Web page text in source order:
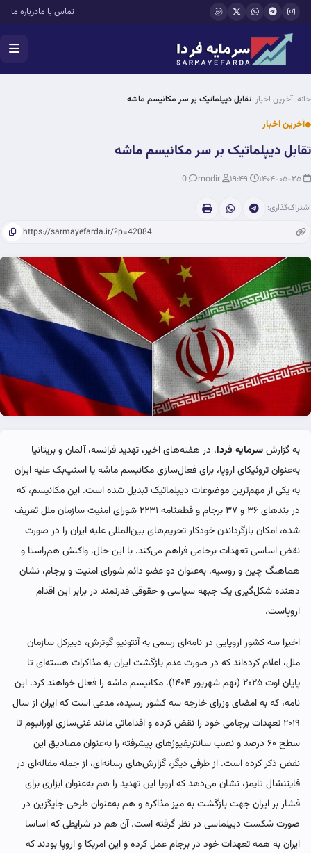
رفتن به محتوای اصلی تماس با مادرباره ما
خانه آخرین اخبار تقابل دیپلماتیک بر سر مکانیسم ماشه
آخرین اخبار
تقابل دیپلماتیک بر سر مکانیسم ماشه
اشتراک‌گذاری:
به گزارشسرمایه فردا، در هفته‌های اخیر، تهدید فرانسه، آلمان و بریتانیا
به‌عنوان تروئیکای اروپا، برای فعال‌سازی مکانیسم ماشه یا اسنپ‌بک علیه ایران
به یکی از مهم‌ترین موضوعات دیپلماتیک تبدیل شده است. این مکانیسم، که
در بندهای ۳۶ و ۳۷ برجام و قطعنامه ۲۲۳۱ شورای امنیت سازمان ملل تعریف
شده، امکان بازگرداندن خودکار تحریم‌های بین‌المللی علیه ایران را در صورت
نقض اساسی تعهدات برجامی فراهم می‌کند. با این حال، واکنش هم‌راستا و
هماهنگ چین و روسیه، به‌عنوان دو عضو دائم شورای امنیت و برجام، نشان‌
دهنده شکل‌گیری یک جبهه سیاسی و حقوقی قدرتمند در برابر این اقدام
اروپاست.
اخیرا سه کشور اروپایی در نامه‌ای رسمی به آنتونیو گوترش، دبیرکل سازمان
ملل، اعلام کرده‌اند که در صورت عدم بازگشت ایران به مذاکرات هسته‌ای تا
پایان اوت ۲۰۲۵ (نهم شهریور ۱۴۰۴)، مکانیسم ماشه را فعال خواهند کرد. این
نامه، که به امضای وزرای خارجه سه کشور رسیده، مدعی است که ایران از سال
۲۰۱۹ تعهدات برجامی خود را نقض کرده و اقداماتی مانند غنی‌سازی اورانیوم تا
سطح ۶۰ درصد و نصب سانتریفیوژهای پیشرفته را به‌عنوان مصادیق این
نقض ذکر کرده است. از طرفی دیگر، گزارش‌های رسانه‌ای، از جمله مقاله‌ای در
فایننشال تایمز، نشان می‌دهد که اروپا این تهدید را هم به‌عنوان ابزاری برای
فشار بر ایران جهت بازگشت به میز مذاکره و هم به‌عنوان طرحی جایگزین در
صورت شکست دیپلماسی در نظر گرفته است. آن هم در شرایطی که اساسا
ایران به همه تعهدات خود در برجام عمل کرده و این امریکا و اروپا بودند که